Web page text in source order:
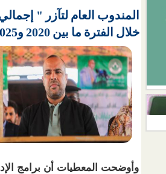
المندوب العام لتآزر "
خلال الفترة ما بين 2020 و2025، بلغ نحو 4.85 مليار أوقية قديمة. "